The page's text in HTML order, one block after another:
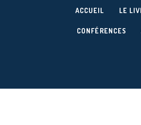
ACCUEIL LE
CONFÉRENCES